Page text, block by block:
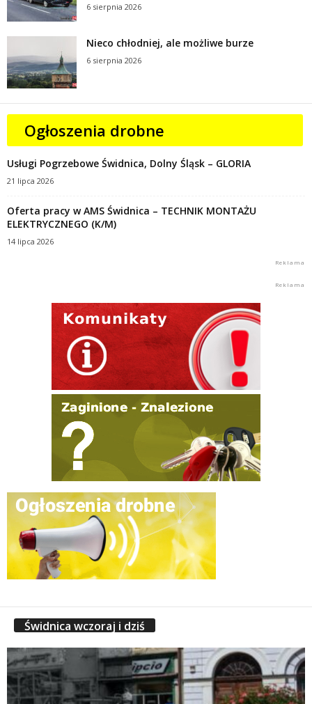
6 sierpnia 2026
Nieco chłodniej, ale możliwe burze
6 sierpnia 2026
Ogłoszenia drobne
Usługi Pogrzebowe Świdnica, Dolny Śląsk – GLORIA
21 lipca 2026
Oferta pracy w AMS Świdnica – TECHNIK MONTAŻU
ELEKTRYCZNEGO (K/M)
14 lipca 2026
Świdnica wczoraj i dziś